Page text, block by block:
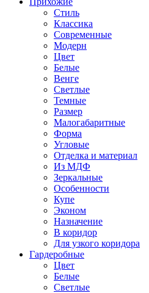
Стиль
Классика
Современные
Модерн
Цвет
Белые
Венге
Светлые
Темные
Размер
Малогабаритные
Форма
Угловые
Отделка и материал
Из МДФ
Зеркальные
Особенности
Купе
Эконом
Назначение
В коридор
Для узкого коридора
Гардеробные
Цвет
Белые
Светлые